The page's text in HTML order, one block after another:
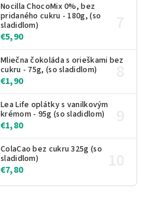
Nocilla ChocoMix 0%, bez
pridaného cukru - 180g, (so
sladidlom)
€5,90
Mliečna čokoláda s orieškami bez
cukru - 75g, (so sladidlom)
€1,90
Lea Life oplátky s vanilkovým
krémom - 95g (so sladidlom)
€1,80
ColaCao bez cukru 325g (so
sladidlom)
€7,80